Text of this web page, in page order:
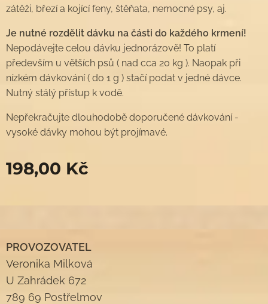
zátěži, březí a kojící feny, štěňata, nemocné psy, aj.
Je nutné rozdělit dávku na části do každého krmení!
Nepodávejte celou dávku jednorázově! To platí
především u větších psů ( nad cca 20 kg ). Naopak při
nízkém dávkování ( do 1 g ) stačí podat v jedné dávce.
Nutný stálý přístup k vodě.
Nepřekračujte dlouhodobě doporučené dávkování -
vysoké dávky mohou být projímavé.
198,00 Kč
PROVOZOVATEL
Veronika Milková
U Zahrádek 672
789 69 Postřelmov